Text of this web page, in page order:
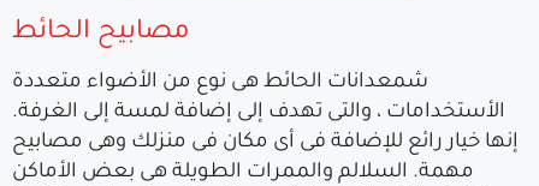
مصابيح الحائط
شمعدانات الحائط هى نوع من الأضواء متعددة
الأستخدامات ، والتى تهدف إلى إضافة لمسة إلى الغرفة.
إنها خيار رائع للإضافة فى أى مكان فى منزلك وهى مصابيح
مهمة. السلالم والممرات الطويلة هى بعض الأماكن